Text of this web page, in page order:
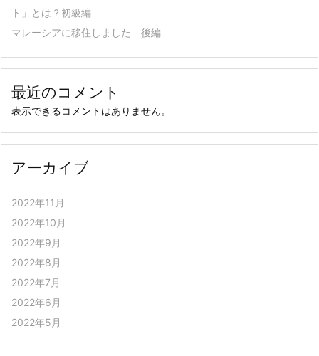
ト」とは？初級編
マレーシアに移住しました 後編
最近のコメント
表示できるコメントはありません。
アーカイブ
2022年11月
2022年10月
2022年9月
2022年8月
2022年7月
2022年6月
2022年5月